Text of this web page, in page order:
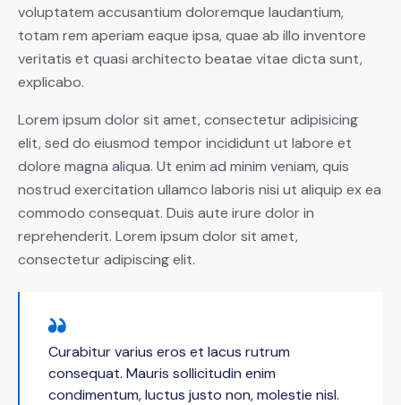
voluptatem accusantium doloremque laudantium,
totam rem aperiam eaque ipsa, quae ab illo inventore
veritatis et quasi architecto beatae vitae dicta sunt,
explicabo.
Lorem ipsum dolor sit amet, consectetur adipisicing
elit, sed do eiusmod tempor incididunt ut labore et
dolore magna aliqua. Ut enim ad minim veniam, quis
nostrud exercitation ullamco laboris nisi ut aliquip ex ea
commodo consequat. Duis aute irure dolor in
reprehenderit. Lorem ipsum dolor sit amet,
consectetur adipiscing elit.
Curabitur varius eros et lacus rutrum
consequat. Mauris sollicitudin enim
condimentum, luctus justo non, molestie nisl.